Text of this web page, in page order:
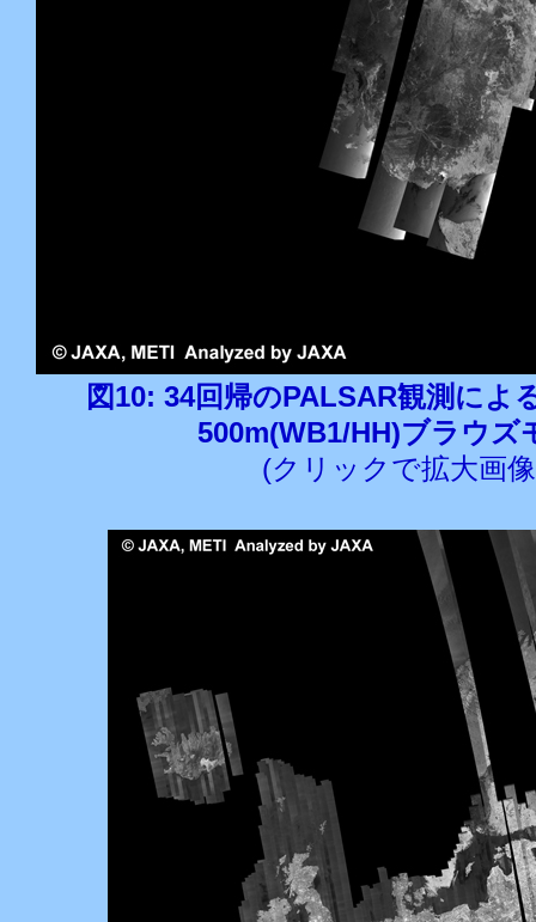
図10: 34回帰のPALSAR観測によ
500m(WB1/HH)ブラウズ
(クリックで拡大画